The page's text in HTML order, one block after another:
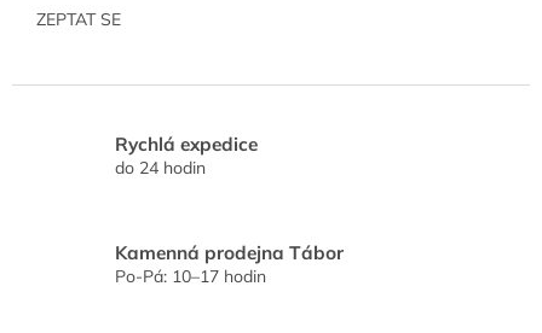
ZEPTAT SE
Rychlá expedice
do 24 hodin
Kamenná prodejna Tábor
Po-Pá: 10–17 hodin